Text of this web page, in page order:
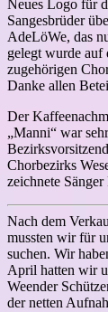
Neues Logo für
Sangesbrüder
AdeLöWe, das
gelegt wurde auf
zugehörigen
Danke allen
Der
„Manni“ war
Chorbezirks
zeichnete
Nach dem
mussten wir für
suchen. Wir
April hatten wir
Weender
der netten